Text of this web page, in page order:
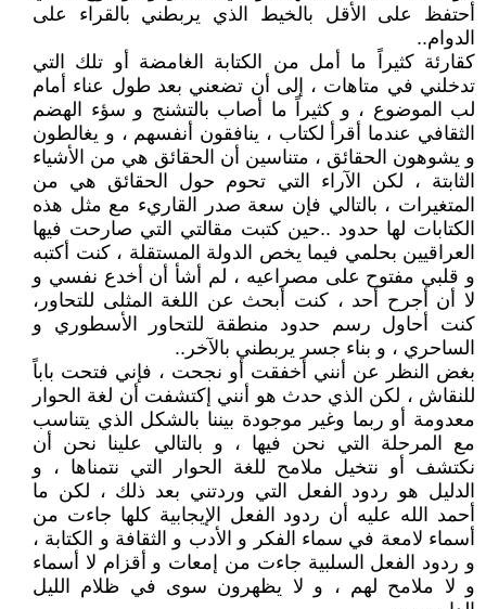
أحتفظ على الأقل بالخيط الذي يربطني بالقراء على
الدوام..
كقارئة كثيراً ما أمل من الكتابة الغامضة أو تلك التي
تدخلني في متاهات ، إلى أن تضعني بعد طول عناء أمام
لب الموضوع ، و كثيراً ما أصاب بالتشنج و سؤء الهضم
الثقافي عندما أقرأ لكتاب ، ينافقون أنفسهم ، و يغالطون
و يشوهون الحقائق ، متناسين أن الحقائق هي من الأشياء
الثابتة ، لكن الآراء التي تحوم حول الحقائق هي من
المتغيرات ، بالتالي فإن سعة صدر القاريء مع مثل هذه
الكتابات لها حدود ..حين كتبت مقالتي التي صارحت فيها
العراقيين بحلمي فيما يخص الدولة المستقلة ، كنت أكتبه
و قلبي مفتوح على مصراعيه ، لم أشأ أن أخدع نفسي و
لا أن أجرح أحد ، كنت أبحث عن اللغة المثلى للتحاور،
كنت أحاول رسم حدود منطقة للتحاور الأسطوري و
الساحري ، و بناء جسر يربطني بالآخر..
بغض النظر عن أنني أخفقت أو نجحت ، فإني فتحت باباً
للنقاش ، لكن الذي حدث هو أنني إكتشفت أن لغة الحوار
معدومة أو ربما وغير موجودة بيننا بالشكل الذي يتناسب
مع المرحلة التي نحن فيها ، و بالتالي علينا نحن أن
نكتشف أو نتخيل ملامح للغة الحوار التي نتمناها ، و
الدليل هو ردود الفعل التي وردتني بعد ذلك ، لكن ما
أحمد الله عليه أن ردود الفعل الإيجابية كلها جاءت من
أسماء لامعة في سماء الفكر و الأدب و الثقافة و الكتابة ،
و ردود الفعل السلبية جاءت من إمعات و أقزام لا أسماء
و لا ملامح لهم ، و لا يظهرون سوى في ظلام الليل